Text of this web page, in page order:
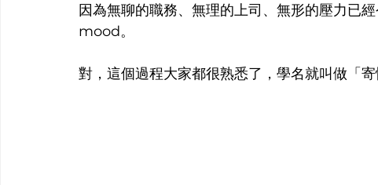
因為無聊的職務、無理的上司、無形的壓力已
mood。
對，這個過程大家都很熟悉了，學名就叫做「寄